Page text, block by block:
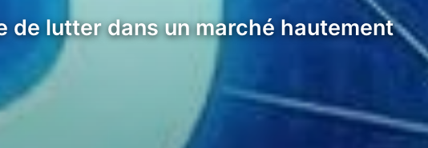
de lutter dans un marché hautement